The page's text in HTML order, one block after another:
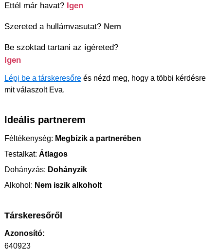
Ettél már havat? Igen
Szereted a hullámvasutat? Nem
Be szoktad tartani az ígéreted?
Igen
Lépj be a társkeresőre és nézd meg, hogy a többi kérdésre
mit válaszolt Eva.
Ideális partnerem
Féltékenység: Megbízik a partnerében
Testalkat: Átlagos
Dohányzás: Dohányzik
Alkohol: Nem iszik alkoholt
Társkeresőről
Azonosító:
640923